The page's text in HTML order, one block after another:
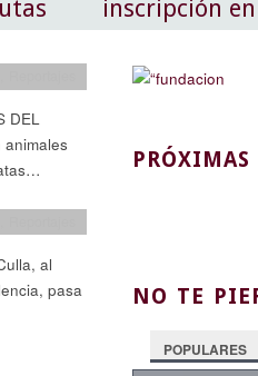
inscripción
DEL
animales
al
pasa
NO TE
POPULARES